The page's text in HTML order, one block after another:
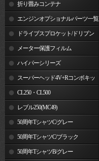
ナー 折り畳みコンテナ
エンジンオプショナルパーツ一覧
ドライブスプロケット/ドリブン
スプロケット
メーター保護フィルム
ハイパーシリーズ
スーパーヘッド4V+Rコンボキッ
ト CL250・CL500
レブル250(MC49)
50周年TシャツC/グレー
50周年TシャツC/ブラック
50周年TシャツB/グレー